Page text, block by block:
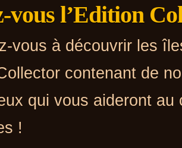
vous l’Edition
vous à découvrir les
contenant de
qui vous aideront
!